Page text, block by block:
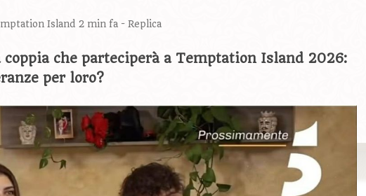
Island 2 min fa - Replica
coppia che parteciperà a Temptation Island 2026:
per loro?